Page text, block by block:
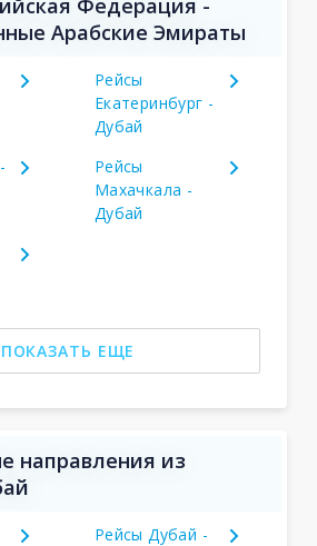
Федерация -
Арабские Эмираты
Рейсы
Екатеринбург -
Дубай
Рейсы
Махачкала -
Дубай
ПОКАЗАТЬ ЕЩЕ
направления из
Рейсы Дубай -